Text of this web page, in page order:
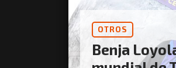
OTROS
Benja